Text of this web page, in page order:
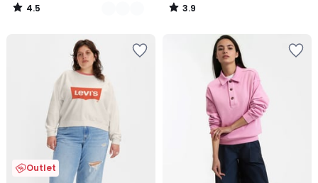
4.5
/
3.9
/
Outlet